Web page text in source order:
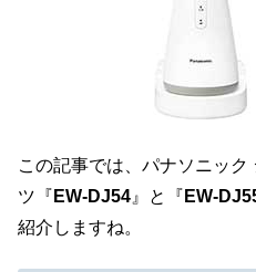
この記事では、パナソニッ
ツ『 EW-DJ54』と『 EW-
紹介しますね。